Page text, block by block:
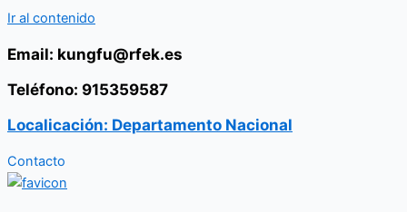
Ir al contenido
Email: kungfu@rfek.es
Teléfono: 915359587
Localicación: Departamento Nacional
Contacto